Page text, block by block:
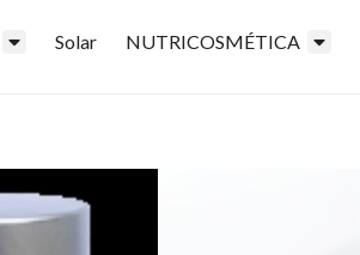
Solar NUTRICOSMÉTICA